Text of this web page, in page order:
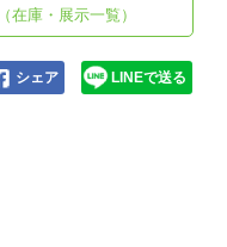
（在庫・展示一覧）
シェア LINEで送る